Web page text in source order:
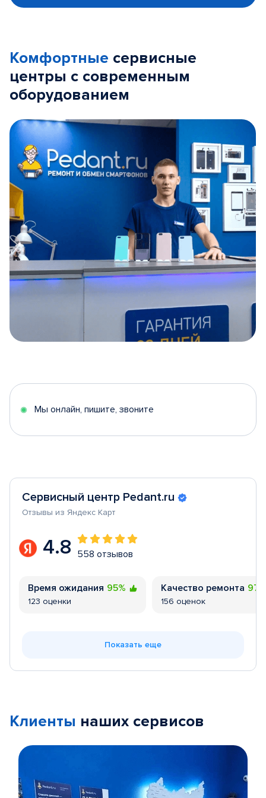
Комфортные сервисные
центры с современным
оборудованием
5
Мы онлайн, пишите, звоните
Сервисный центр Pedant.ru
Отзывы из Яндекс Карт
4.8 558 отзывов
Время ожидания 95%
123 оценки
Качество ремонта
156 оценок
Показать еще
Клиенты наших сервисов